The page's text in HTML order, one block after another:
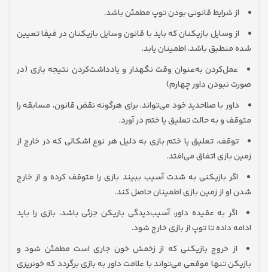
از شرایط قانونی بودن توپ مطمئن باشد.
از وسایل بازیکنان که باید با قانون وسایل بازیکنان در فیفا تعیین
شده منطبق باشد، اطمینان یابد.
عمل‌کردن به‌عنوان وقت نگهدار و یادداشت‌کردن نتیجه بازی (در
صورت نبودن داور چهارم)
داور با صلاحدید خود می‌تواند، برای هرگونه نقض قانون، مسابقه را
متوقف و به حالت تعلیق یا ختم در ‌آورد.
توقف، تعلیق یا ختم بازی به‌ دلیل هر نوع اشکالی که در خارج از
زمین بازی اتفاق می‌افتد.
اگر بازیکنی به شدت آسیب ببیند بازی را متوقف کرده و از خارج
شدن او از زمین بازی اطمینان حاصل کند.
اگر به ‌عقیده داور، آسیب‌دیدگی بازیکن جزئی باشد، بازی را باید
ادامه داده تا توپ از بازی خارج شود.
از خروج بازیکنی که از زخمش خون جاری است مطمئن شود و
بازیکن تنها موقعی می‌تواند با علامت داور به بازی برگردد که خونریزی